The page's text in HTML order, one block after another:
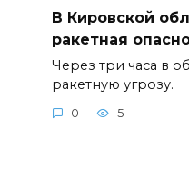
В Кировской
ракетная
Через три часа в
ракетную угрозу.
0 5